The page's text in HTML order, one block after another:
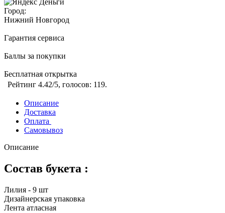
Город:
Нижний Новгород
Гарантия сервиса
Баллы за покупки
Бесплатная открытка
Рейтинг 4.42/5, голосов: 119.
Описание
Доставка
Оплата
Самовывоз
Описание
Состав букета :
Лилия - 9 шт
Дизайнерская упаковка
Лента атласная